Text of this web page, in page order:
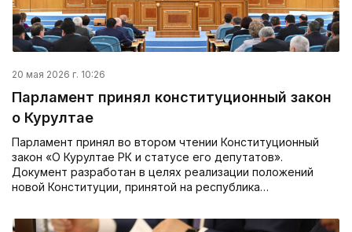
20 мая 2026 г. 10:26
Парламент принял конституционный закон
о Курултае
Парламент принял во втором чтении Конституционный
закон «О Курултае РК и статусе его депутатов».
Документ разработан в целях реализации положений
новой Конституции, принятой на республика…